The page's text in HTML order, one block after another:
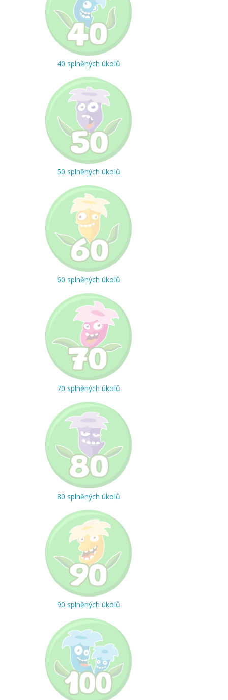
40 splněných úkolů
50 splněných úkolů
60 splněných úkolů
70 splněných úkolů
80 splněných úkolů
90 splněných úkolů